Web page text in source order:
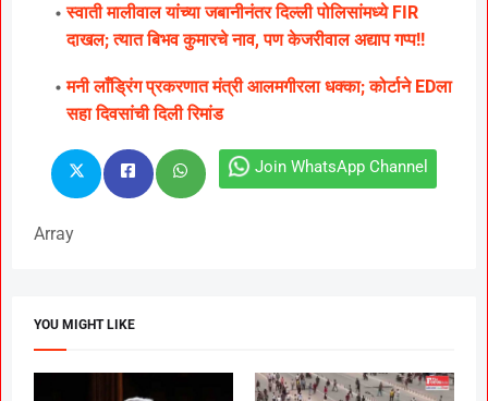
स्वाती मालीवाल यांच्या जबानीनंतर दिल्ली पोलिसांमध्ये FIR
दाखल; त्यात बिभव कुमारचे नाव, पण केजरीवाल अद्याप गप्प!!
मनी लाँड्रिंग प्रकरणात मंत्री आलमगीरला धक्का; कोर्टाने EDला
सहा दिवसांची दिली रिमांड
Join WhatsApp Channel
Array
YOU MIGHT LIKE